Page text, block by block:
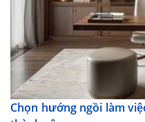
Chọn hướng ngồi làm